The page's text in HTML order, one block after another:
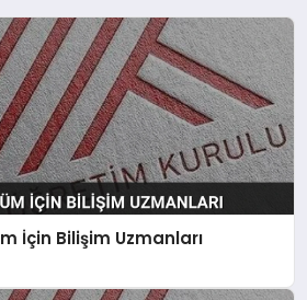
İçin Bilişim Uzmanları